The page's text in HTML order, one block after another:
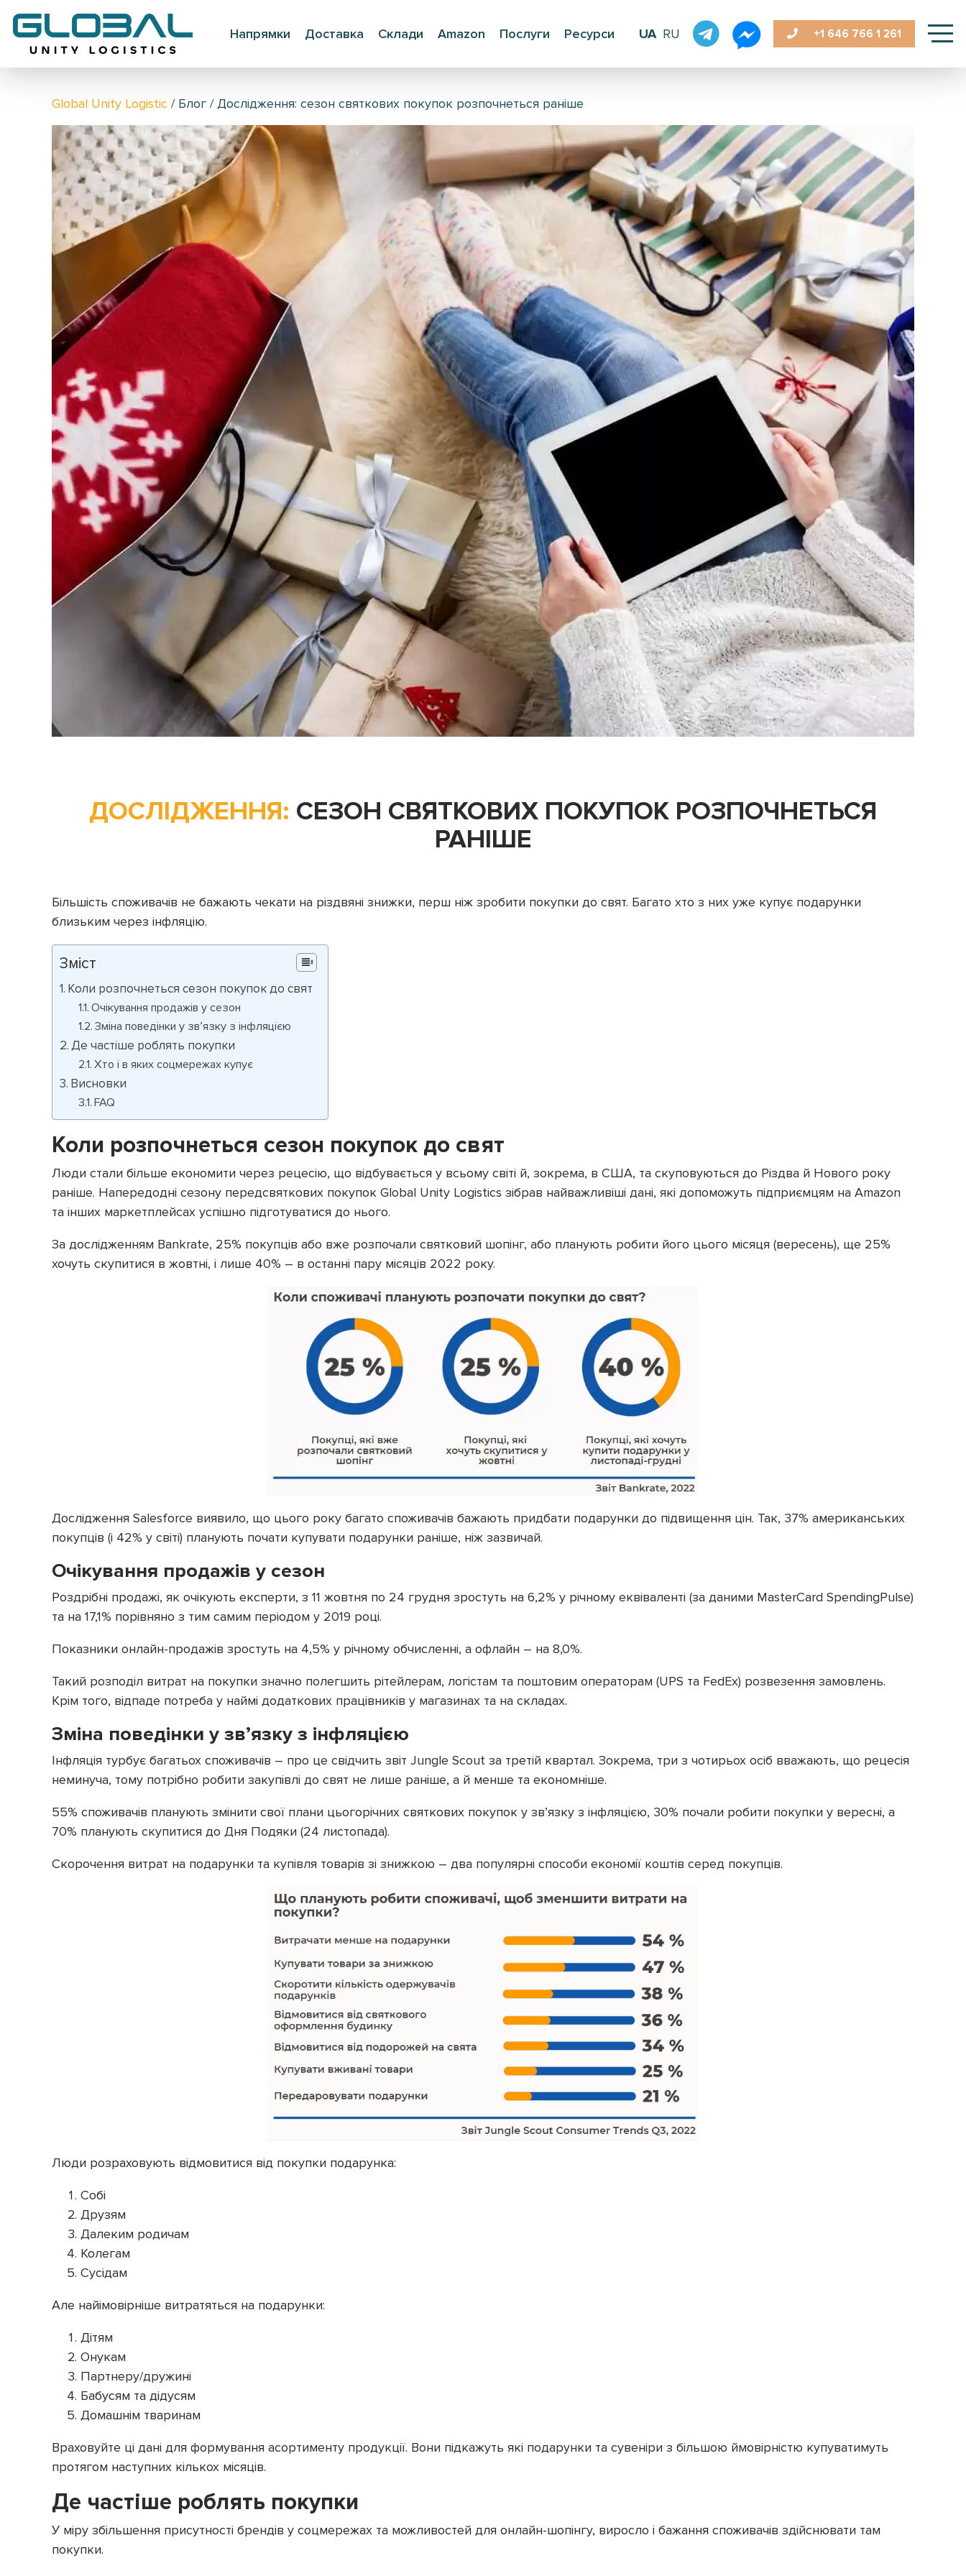
Напрямки Доставка Склади Amazon Послуги Ресурси RU
UA +1 646 766 1 261
Global Unity Logistic / Блог /Дослідження: сезон святкових покупок розпочнеться раніше
ДОСЛІДЖЕННЯ: СЕЗОН СВЯТКОВИХ ПОКУПОК РОЗПОЧНЕТЬСЯ
РАНІШЕ
Більшість споживачів не бажають чекати на різдвяні знижки, перш ніж зробити покупки до свят. Багато хто з них уже купує подарунки
близьким через інфляцію.
Зміст
Коли розпочнеться сезон покупок до свят
Очікування продажів у сезон
Зміна поведінки у зв’язку з інфляцією
Де частіше роблять покупки
Хто і в яких соцмережах купує
Висновки
FAQ
Коли розпочнеться сезон покупок до свят
Люди стали більше економити через рецесію, що відбувається у всьому світі й, зокрема, в США, та скуповуються до Різдва й Нового року
раніше. Напередодні сезону передсвяткових покупок Global Unity Logistics зібрав найважливіші дані, які допоможуть підприємцям на Amazon
та інших маркетплейсах успішно підготуватися до нього.
За дослідженням Bankrate, 25% покупців або вже розпочали святковий шопінг, або планують робити його цього місяця (вересень), ще 25%
хочуть скупитися в жовтні, і лише 40% – в останні пару місяців 2022 року.
Дослідження Salesforce виявило, що цього року багато споживачів бажають придбати подарунки до підвищення цін. Так, 37% американських
покупців (і 42% у світі) планують почати купувати подарунки раніше, ніж зазвичай.
Очікування продажів у сезон
Роздрібні продажі, як очікують експерти, з 11 жовтня по 24 грудня зростуть на 6,2% у річному еквіваленті (за даними MasterCard SpendingPulse)
та на 17,1% порівняно з тим самим періодом у 2019 році.
Показники онлайн-продажів зростуть на 4,5% у річному обчисленні, а офлайн – на 8,0%.
Такий розподіл витрат на покупки значно полегшить рітейлерам, логістам та поштовим операторам (UPS та FedEx) розвезення замовлень.
Крім того, відпаде потреба у наймі додаткових працівників у магазинах та на складах.
Зміна поведінки у зв’язку з інфляцією
Інфляція турбує багатьох споживачів – про це свідчить звіт Jungle Scout за третій квартал. Зокрема, три з чотирьох осіб вважають, що рецесія
неминуча, тому потрібно робити закупівлі до свят не лише раніше, а й менше та економніше.
55% споживачів планують змінити свої плани цьогорічних святкових покупок у зв’язку з інфляцією, 30% почали робити покупки у вересні, а
70% планують скупитися до Дня Подяки (24 листопада).
Скорочення витрат на подарунки та купівля товарів зі знижкою – два популярні способи економії коштів серед покупців.
Люди розраховують відмовитися від покупки подарунка:
Собі
Друзям
Далеким родичам
Колегам
Сусідам
Але найімовірніше витратяться на подарунки:
Дітям
Онукам
Партнеру/дружині
Бабусям та дідусям
Домашнім тваринам
Враховуйте ці дані для формування асортименту продукції. Вони підкажуть які подарунки та сувеніри з більшою ймовірністю купуватимуть
протягом наступних кількох місяців.
Де частіше роблять покупки
У міру збільшення присутності брендів у соцмережах та можливостей для онлайн-шопінгу, виросло і бажання споживачів здійснювати там
покупки.